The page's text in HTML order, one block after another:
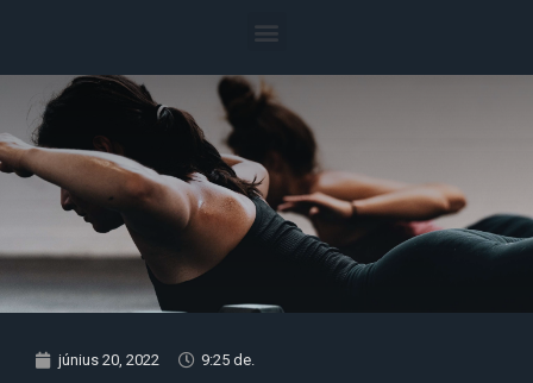
június 20, 2022 9:25 de.